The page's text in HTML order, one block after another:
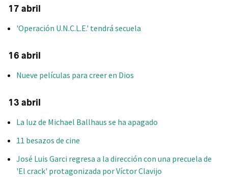
17 abril
'Operación U.N.C.L.E.' tendrá secuela
16 abril
Nueve películas para creer en Dios
13 abril
La luz de Michael Ballhaus se ha apagado
11 besazos de cine
José Luis Garci regresa a la dirección con una precuela de
'El crack' protagonizada por Víctor Clavijo